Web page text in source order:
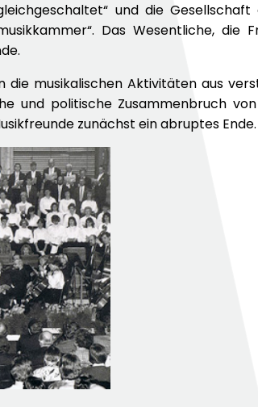
und die
Das Wesentliche, die
die musikalischen Aktivitäten aus
und politische Zusammenbruch
zunächst ein abruptes Ende.